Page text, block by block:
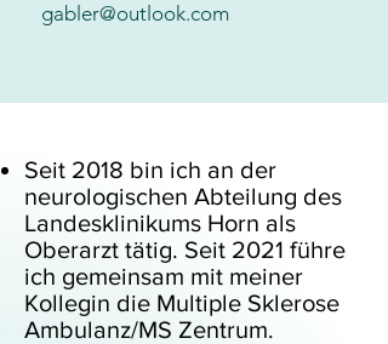
gabler@outlook.com
Seit 2018 bin ich an der
neurologischen Abteilung des
Landesklinikums Horn als
Oberarzt tätig. Seit 2021 führe
ich gemeinsam mit meiner
Kollegin die Multiple Sklerose
Ambulanz/MS Zentrum.